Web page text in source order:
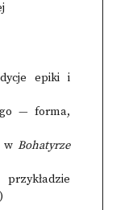
epiki i
— forma,
wBohatyrze